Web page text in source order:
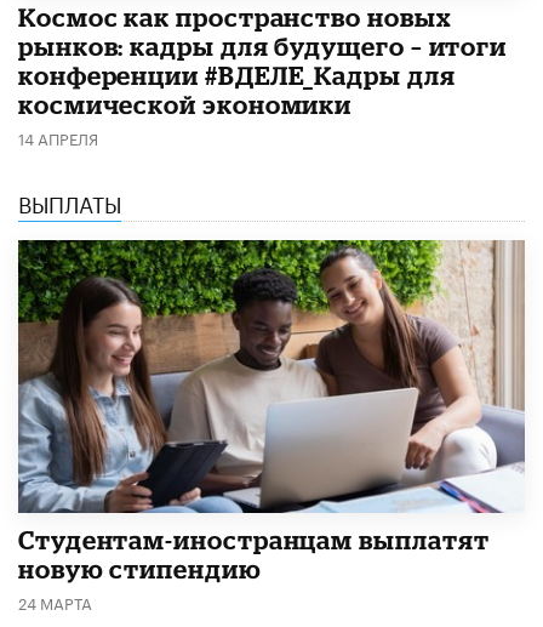
Космос как пространство новых
рынков: кадры для будущего – итоги
конференции #ВДЕЛЕ_Кадры для
космической экономики
14 АПРЕЛЯ
ВЫПЛАТЫ
Студентам-иностранцам выплатят
новую стипендию
24 МАРТА